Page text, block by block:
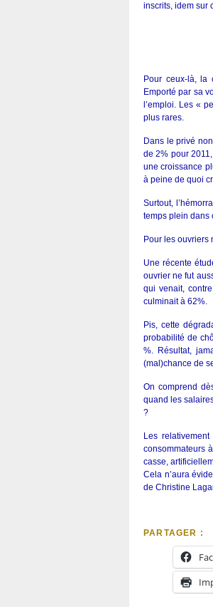
inscrits, idem
Pour ceux-là, la
Emporté par sa
l’emploi. Les «
plus rares.
Dans le privé
de 2% pour
une croissance
à peine de quoi
Surtout,
temps plein dans
Pour les ouvriers
Une récente
ouvrier ne fut
qui venait,
culminait à 62%.
Pis, cette
probabilité de
%. Résultat,
(mal)chance de
On comprend
quand les
?
Les
consommateurs
casse,
Cela n’aura
de Christine
PARTAGER :